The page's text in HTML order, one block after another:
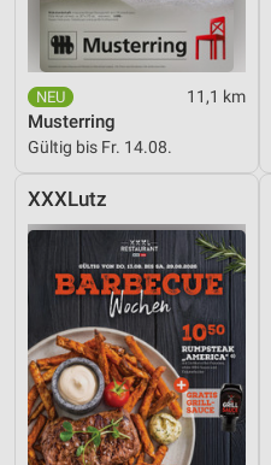
11,1 km
Musterring
Gültig bis Fr. 14.08.
XXXLutz